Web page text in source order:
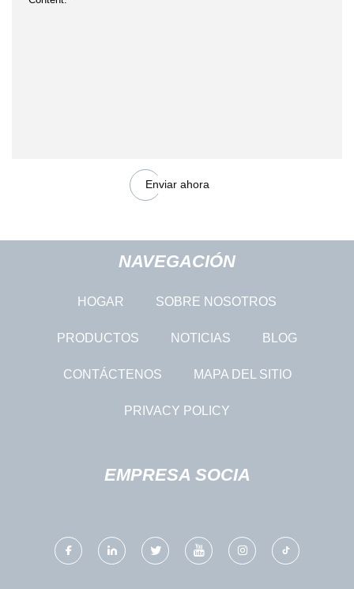
Enviar ahora
NAVEGACIÓN
HOGAR SOBRE NOSOTROS
PRODUCTOS NOTICIAS BLOG
CONTÁCTENOS MAPA DEL SITIO
PRIVACY POLICY
EMPRESA SOCIA